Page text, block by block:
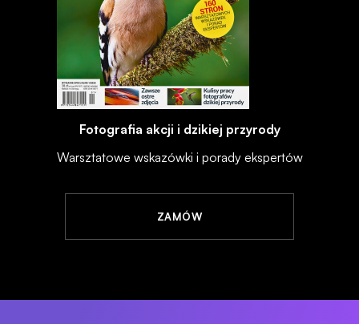
Fotografia akcji i dzikiej przyrody
Warsztatowe wskazówki i porady ekspertów
ZAMÓW